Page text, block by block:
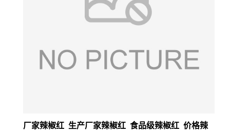
厂家辣椒红 生产厂家辣椒红 食品级辣椒红 价格辣